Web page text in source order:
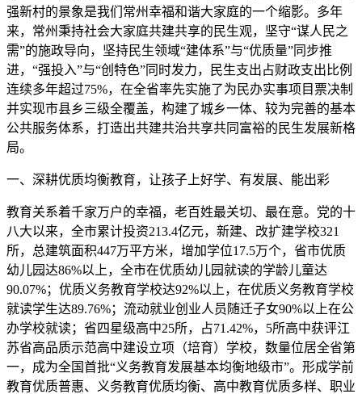
强新村的景象是我们常州幸福和谐大家庭的一个缩影。多年
来，常州秉持社会大家庭共建共享的民生观，坚守“谋人民之
需”的施政导向，坚持民生领域“建体系”与“优质量”同步推
进，“强投入”与“创特色”同时发力，民生支出占财政支出比例
连续多年超过75%，在全省率先实施了为民办实事项目票决制
并实现市县乡三级全覆盖，构建了城乡一体、较为完善的基本
公共服务体系，打造出共建共治共享共同富裕的民生发展新格
局。
一、深耕优质均衡教育，让孩子上好学、有发展、能出彩
教育关系着千家万户的幸福，老百姓最关切、最在意。党的十
八大以来，全市累计投资213.4亿元，新建、改扩建学校321
所，总建筑面积447万平方米，增加学位17.5万个，省市优质
幼儿园达86%以上，全市在优质幼儿园就读的学龄儿童达
90.07%；优质义务教育学校达92%以上，在优质义务教育学校
就读学生达89.76%；流动就业创业人员随迁子女90%以上在公
办学校就读；省四星级高中25所，占71.42%，5所高中获评江
苏省高品质示范高中建设立项（培育）学校，数量位居全省第
一，成为全国首批“义务教育发展基本均衡地级市”。形成学前
教育优质普惠、义务教育优质均衡、高中教育优质多样、职业